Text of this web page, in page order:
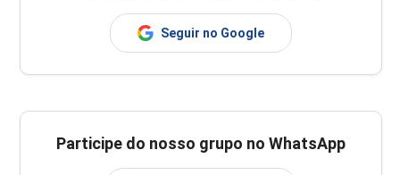
Seguir no Google
Participe do nosso grupo no WhatsApp